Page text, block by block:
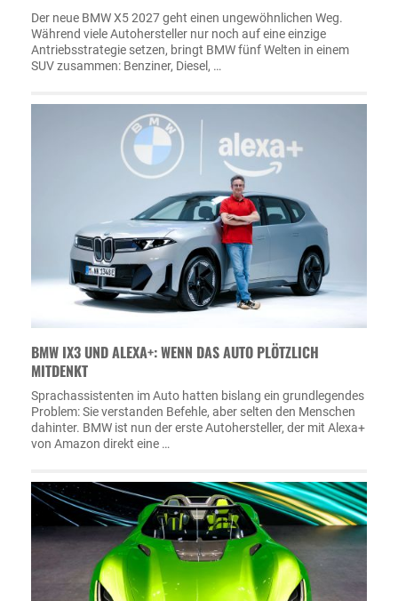
Der neue BMW X5 2027 geht einen ungewöhnlichen Weg.
Während viele Autohersteller nur noch auf eine einzige
Antriebsstrategie setzen, bringt BMW fünf Welten in einem
SUV zusammen: Benziner, Diesel, …
BMW IX3 UND ALEXA+: WENN DAS AUTO PLÖTZLICH
MITDENKT
Sprachassistenten im Auto hatten bislang ein grundlegendes
Problem: Sie verstanden Befehle, aber selten den Menschen
dahinter. BMW ist nun der erste Autohersteller, der mit Alexa+
von Amazon direkt eine …